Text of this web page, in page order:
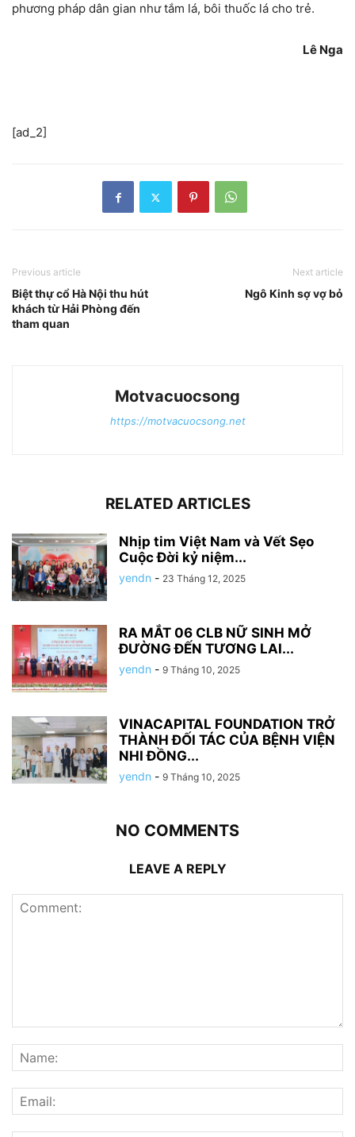
phương pháp dân gian như tắm lá, bôi thuốc lá cho trẻ.
Lê Nga
[ad_2]
Previous article
Biệt thự cổ Hà Nội thu hút
khách từ Hải Phòng đến
tham quan
Next article
Ngô Kinh sợ vợ bỏ
Motvacuocsong
https://motvacuocsong.net
RELATED ARTICLES
Nhịp tim Việt Nam và Vết Sẹo
Cuộc Đời kỷ niệm...
yendn - 23 Tháng 12, 2025
RA MẮT 06 CLB NỮ SINH MỞ
ĐƯỜNG ĐẾN TƯƠNG LAI...
yendn - 9 Tháng 10, 2025
VINACAPITAL FOUNDATION TRỞ
THÀNH ĐỐI TÁC CỦA BỆNH VIỆN
NHI ĐỒNG...
yendn - 9 Tháng 10, 2025
NO COMMENTS
LEAVE A REPLY